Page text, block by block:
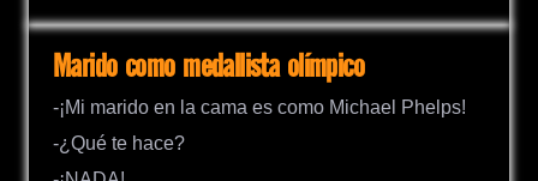
Marido como medallista olímpico
-¡Mi marido en la cama es como Michael Phelps!
-¿Qué te hace?